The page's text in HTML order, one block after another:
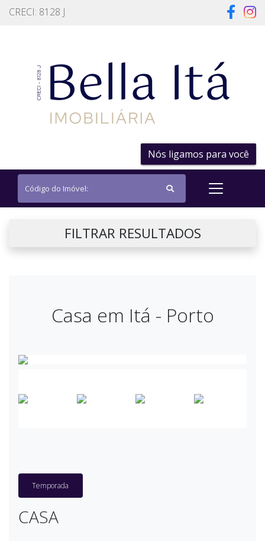
CRECI: 8128 J
Nós ligamos para você
FILTRAR RESULTADOS
Casa em Itá - Porto
Temporada
CASA